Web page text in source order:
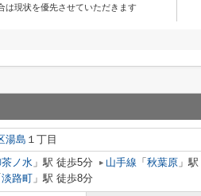
現状を優先させていただきます
湯島 １丁目
ノ水 」駅 徒歩5分 山手線 「 秋葉原 」
淡路町 」駅 徒歩8分